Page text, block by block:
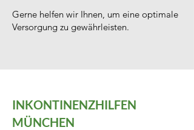
Gerne helfen wir Ihnen, um eine optimale
Versorgung zu gewährleisten.
INKONTINENZHILFEN
MÜNCHEN